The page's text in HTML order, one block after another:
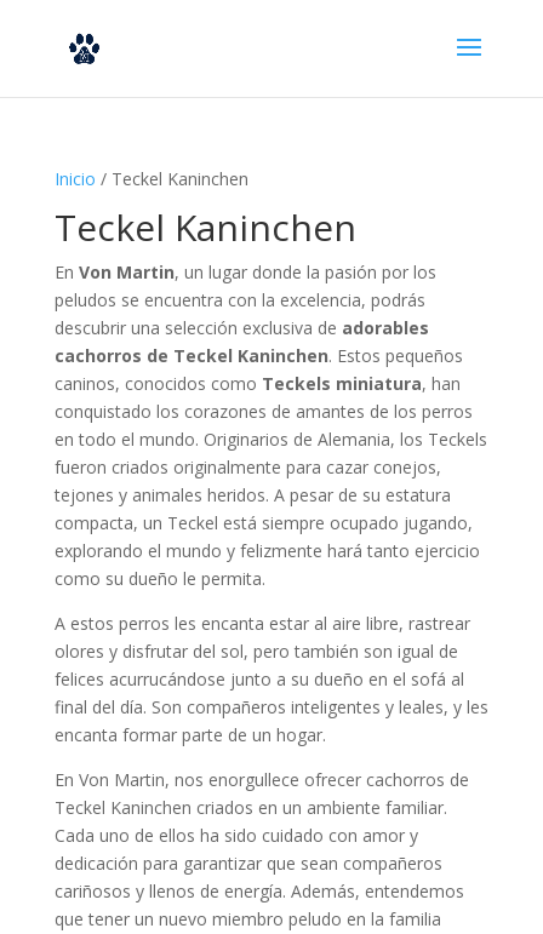
Inicio / Teckel Kaninchen
Teckel Kaninchen
En Von Martin, un lugar donde la pasión por los
peludos se encuentra con la excelencia, podrás
descubrir una selección exclusiva de adorables
cachorros de Teckel Kaninchen. Estos pequeños
caninos, conocidos como Teckels miniatura, han
conquistado los corazones de amantes de los perros
en todo el mundo. Originarios de Alemania, los Teckels
fueron criados originalmente para cazar conejos,
tejones y animales heridos. A pesar de su estatura
compacta, un Teckel está siempre ocupado jugando,
explorando el mundo y felizmente hará tanto ejercicio
como su dueño le permita.
A estos perros les encanta estar al aire libre, rastrear
olores y disfrutar del sol, pero también son igual de
felices acurrucándose junto a su dueño en el sofá al
final del día. Son compañeros inteligentes y leales, y les
encanta formar parte de un hogar.
En Von Martin, nos enorgullece ofrecer cachorros de
Teckel Kaninchen criados en un ambiente familiar.
Cada uno de ellos ha sido cuidado con amor y
dedicación para garantizar que sean compañeros
cariñosos y llenos de energía. Además, entendemos
que tener un nuevo miembro peludo en la familia